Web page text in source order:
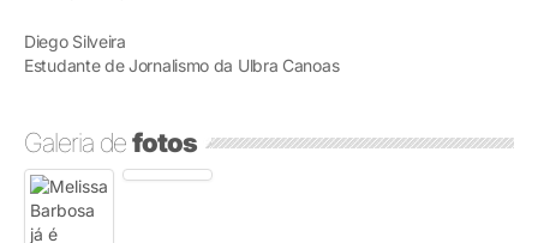
Diego Silveira
Estudante de Jornalismo da Ulbra Canoas
Galeria defotos